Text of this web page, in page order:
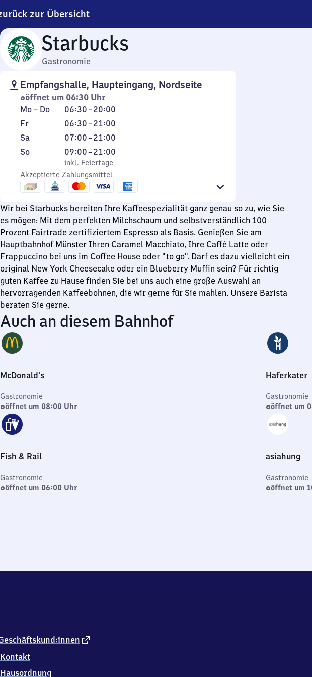
zur Übersicht
Starbucks
Gastronomie
Empfangshalle, Haupteingang, Nordseite
öffnet um 06:30 Uhr
Montag
bis
Donnerstag
Mo – Do 06:30–20:00
Von
6
Uhr
bis
20
Uhr
Freitag
Fr 06:30–21:00
Von
6
Uhr
30
bis
21
Uhr
Samstag
Sa 07:00–21:00
Von
7
Uhr
bis
21
Sonntag
So,
inkl. Feiertage
09:00–21:00
Von
9
Uhr
bis
Uhr
inkl. Feiertage
Akzeptierte Zahlungsmittel
Wir bei Starbucks bereiten Ihre Kaffeespezialität ganz genau so zu, wie Sie
es mögen: Mit dem perfekten Milchschaum und selbstverständlich 100
Prozent Fairtrade zertifiziertem Espresso als Basis. Genießen Sie am
Hauptbahnhof Münster Ihren Caramel Macchiato, Ihre Caffè Latte oder
Frappuccino bei uns im Coffee House oder "to go". Darf es dazu vielleicht ein
original New York Cheesecake oder ein Blueberry Muffin sein? Für richtig
guten Kaffee zu Hause finden Sie bei uns auch eine große Auswahl an
hervorragenden Kaffeebohnen, die wir gerne für Sie mahlen. Unsere Barista
beraten Sie gerne.
Auch an diesem Bahnhof
McDonald's
Gastronomie
öffnet um 08:00 Uhr
Haferkater
Gastronomie
öffnet um
Fish & Rail
Gastronomie
öffnet um 06:00 Uhr
asiahung
Gastronomie
öffnet um
externer
Kontakt
Hausordnung